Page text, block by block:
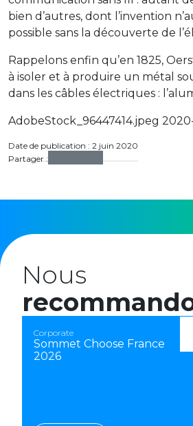
bien d’autres, dont l’invention
possible sans la découverte de
Rappelons enfin qu’en 1825,
à isoler et à produire un métal
dans les câbles électriques :
AdobeStock_96447414.jpeg
Date de publication : 2 juin 2020
Partager :
Nous
Corporate
Sommet Choose France
2026